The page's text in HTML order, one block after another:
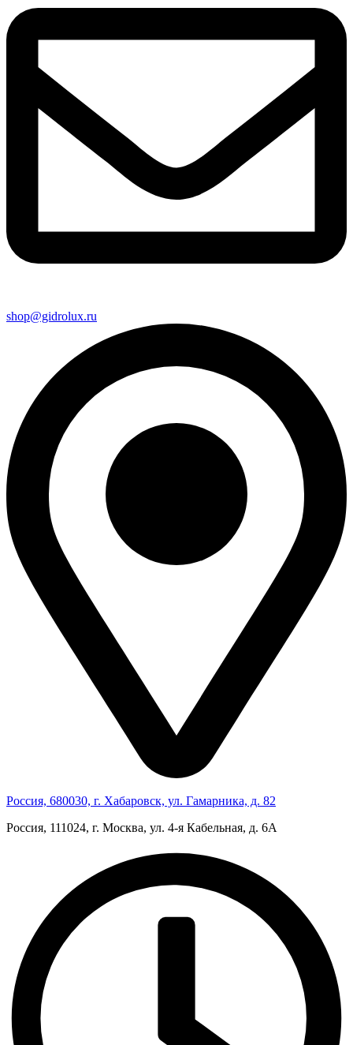
shop@gidrolux.ru
Россия, 680030, г. Хабаровск, ул. Гамарника, д. 82
Россия, 111024, г. Москва, ул. 4‑я Кабельная, д. 6А